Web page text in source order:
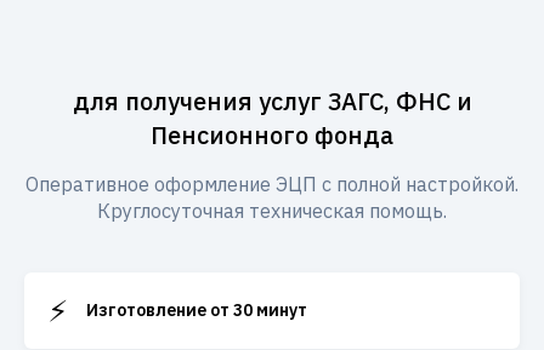
для получения услуг ЗАГС, ФНС и
Пенсионного фонда
Оперативное оформление ЭЦП с полной настройкой.
Круглосуточная техническая помощь.
⚡ Изготовление от 30 минут